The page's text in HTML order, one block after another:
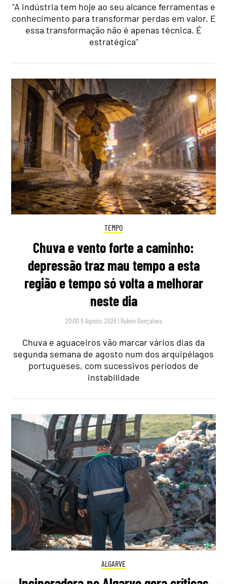
"A indústria tem hoje ao seu alcance ferramentas e
conhecimento para transformar perdas em valor. E
essa transformação não é apenas técnica. É
estratégica"
TEMPO
Chuva e vento forte a caminho:
depressão traz mau tempo a esta
região e tempo só volta a melhorar
neste dia
20:00 9 Agosto, 2026 | Rubén Gonçalves
Chuva e aguaceiros vão marcar vários dias da
segunda semana de agosto num dos arquipélagos
portugueses, com sucessivos períodos de
instabilidade
ALGARVE